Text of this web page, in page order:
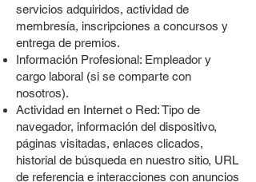
servicios adquiridos, actividad de
membresía, inscripciones a concursos y
entrega de premios.
Información Profesional: Empleador y
cargo laboral (si se comparte con
nosotros).
Actividad en Internet o Red: Tipo de
navegador, información del dispositivo,
páginas visitadas, enlaces clicados,
historial de búsqueda en nuestro sitio, URL
de referencia e interacciones con anuncios